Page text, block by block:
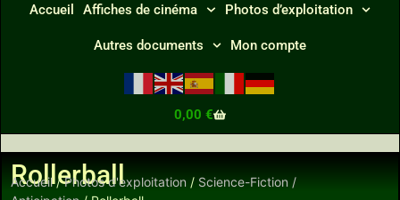
Accueil Affiches de cinéma Photos d’exploitation
Autres documents Mon compte
0,00 €
Rollerball
Accueil/Photos d'exploitation / Science-Fiction /